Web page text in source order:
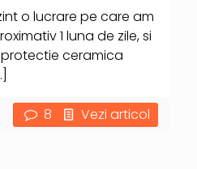
o lucrare pe care am
1 luna de zile, si
ceramica
8 Vezi articol